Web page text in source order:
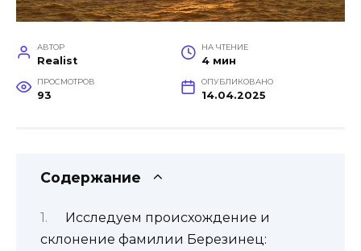
АВТОР
Realist
НА ЧТЕНИЕ
4 мин
ПРОСМОТРОВ
93
ОПУБЛИКОВАНО
14.04.2025
Содержание
Исследуем происхождение и
склонение фамилии Березинец: